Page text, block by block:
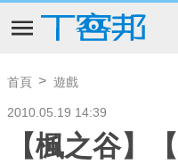
首頁 遊戲
2010.05.19 14:39
【楓之谷】